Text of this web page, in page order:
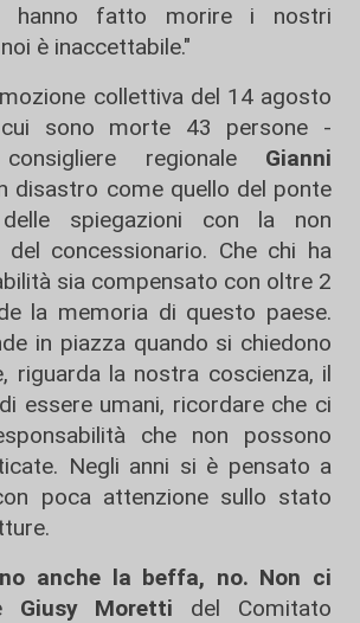
hanno fatto morire i nostri
è inaccettabile."
collettiva del 14 agosto
sono morte 43 persone -
regionale Gianni
disastro come quello del ponte
spiegazioni con la non
del concessionario. Che chi ha
sia compensato con oltre 2
la memoria di questo paese.
in piazza quando si chiedono
riguarda la nostra coscienza, il
essere umani, ricordare che ci
che non possono
Negli anni si è pensato a
poca attenzione sullo stato
anche la beffa, no. Non ci
Giusy Moretti del Comitato